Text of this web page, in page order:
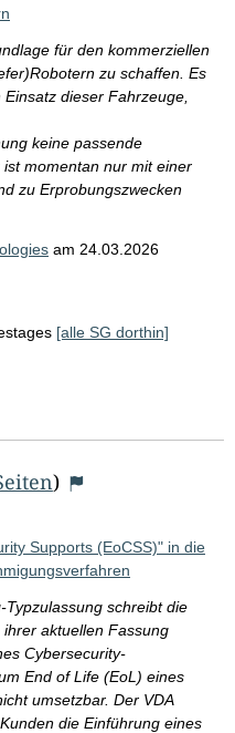
für den kommerziellen
zu schaffen. Es
dieser Fahrzeuge,
keine passende
momentan nur mit einer
zu Erprobungszwecken
am 24.03.2026
[alle SG dorthin]
)
Supports (EoCSS)" in die
schreibt die
aktuellen Fassung
Cybersecurity-
End of Life (EoL) eines
umsetzbar. Der VDA
die Einführung eines